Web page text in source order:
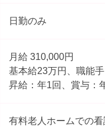
日勤のみ
月給 310,000円
基本給23万円、職能
昇給：年1回、賞与：
有料老人ホームでの